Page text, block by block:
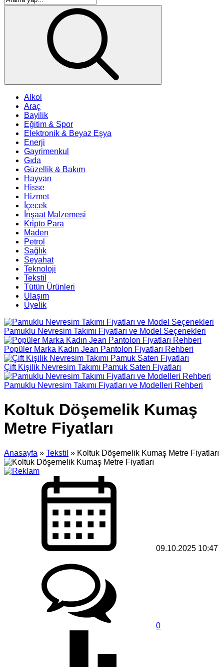
Alkol
Araç
Bayilik
Eğitim & Spor
Elektronik & Beyaz Eşya
Enerji
Gayrimenkul
Gıda
Güzellik & Bakım
Hayvan
Hisse
Hizmet
İçecek
İnşaat Malzemesi
Kripto Para
Maden
Petrol
Sağlık
Seyahat
Teknoloji
Tekstil
Tütün Ürünleri
Ulaşım
Üyelik
Pamuklu Nevresim Takımı Fiyatları ve Model Seçenekleri
Popüler Marka Kadın Jean Pantolon Fiyatları Rehberi
Çift Kişilik Nevresim Takımı Pamuk Saten Fiyatları
Pamuklu Nevresim Takımı Fiyatları ve Modelleri Rehberi
Koltuk Döşemelik Kumaş
Metre Fiyatları
Anasayfa » Tekstil » Koltuk Döşemelik Kumaş Metre Fiyatları
09.10.2025 10:47
0